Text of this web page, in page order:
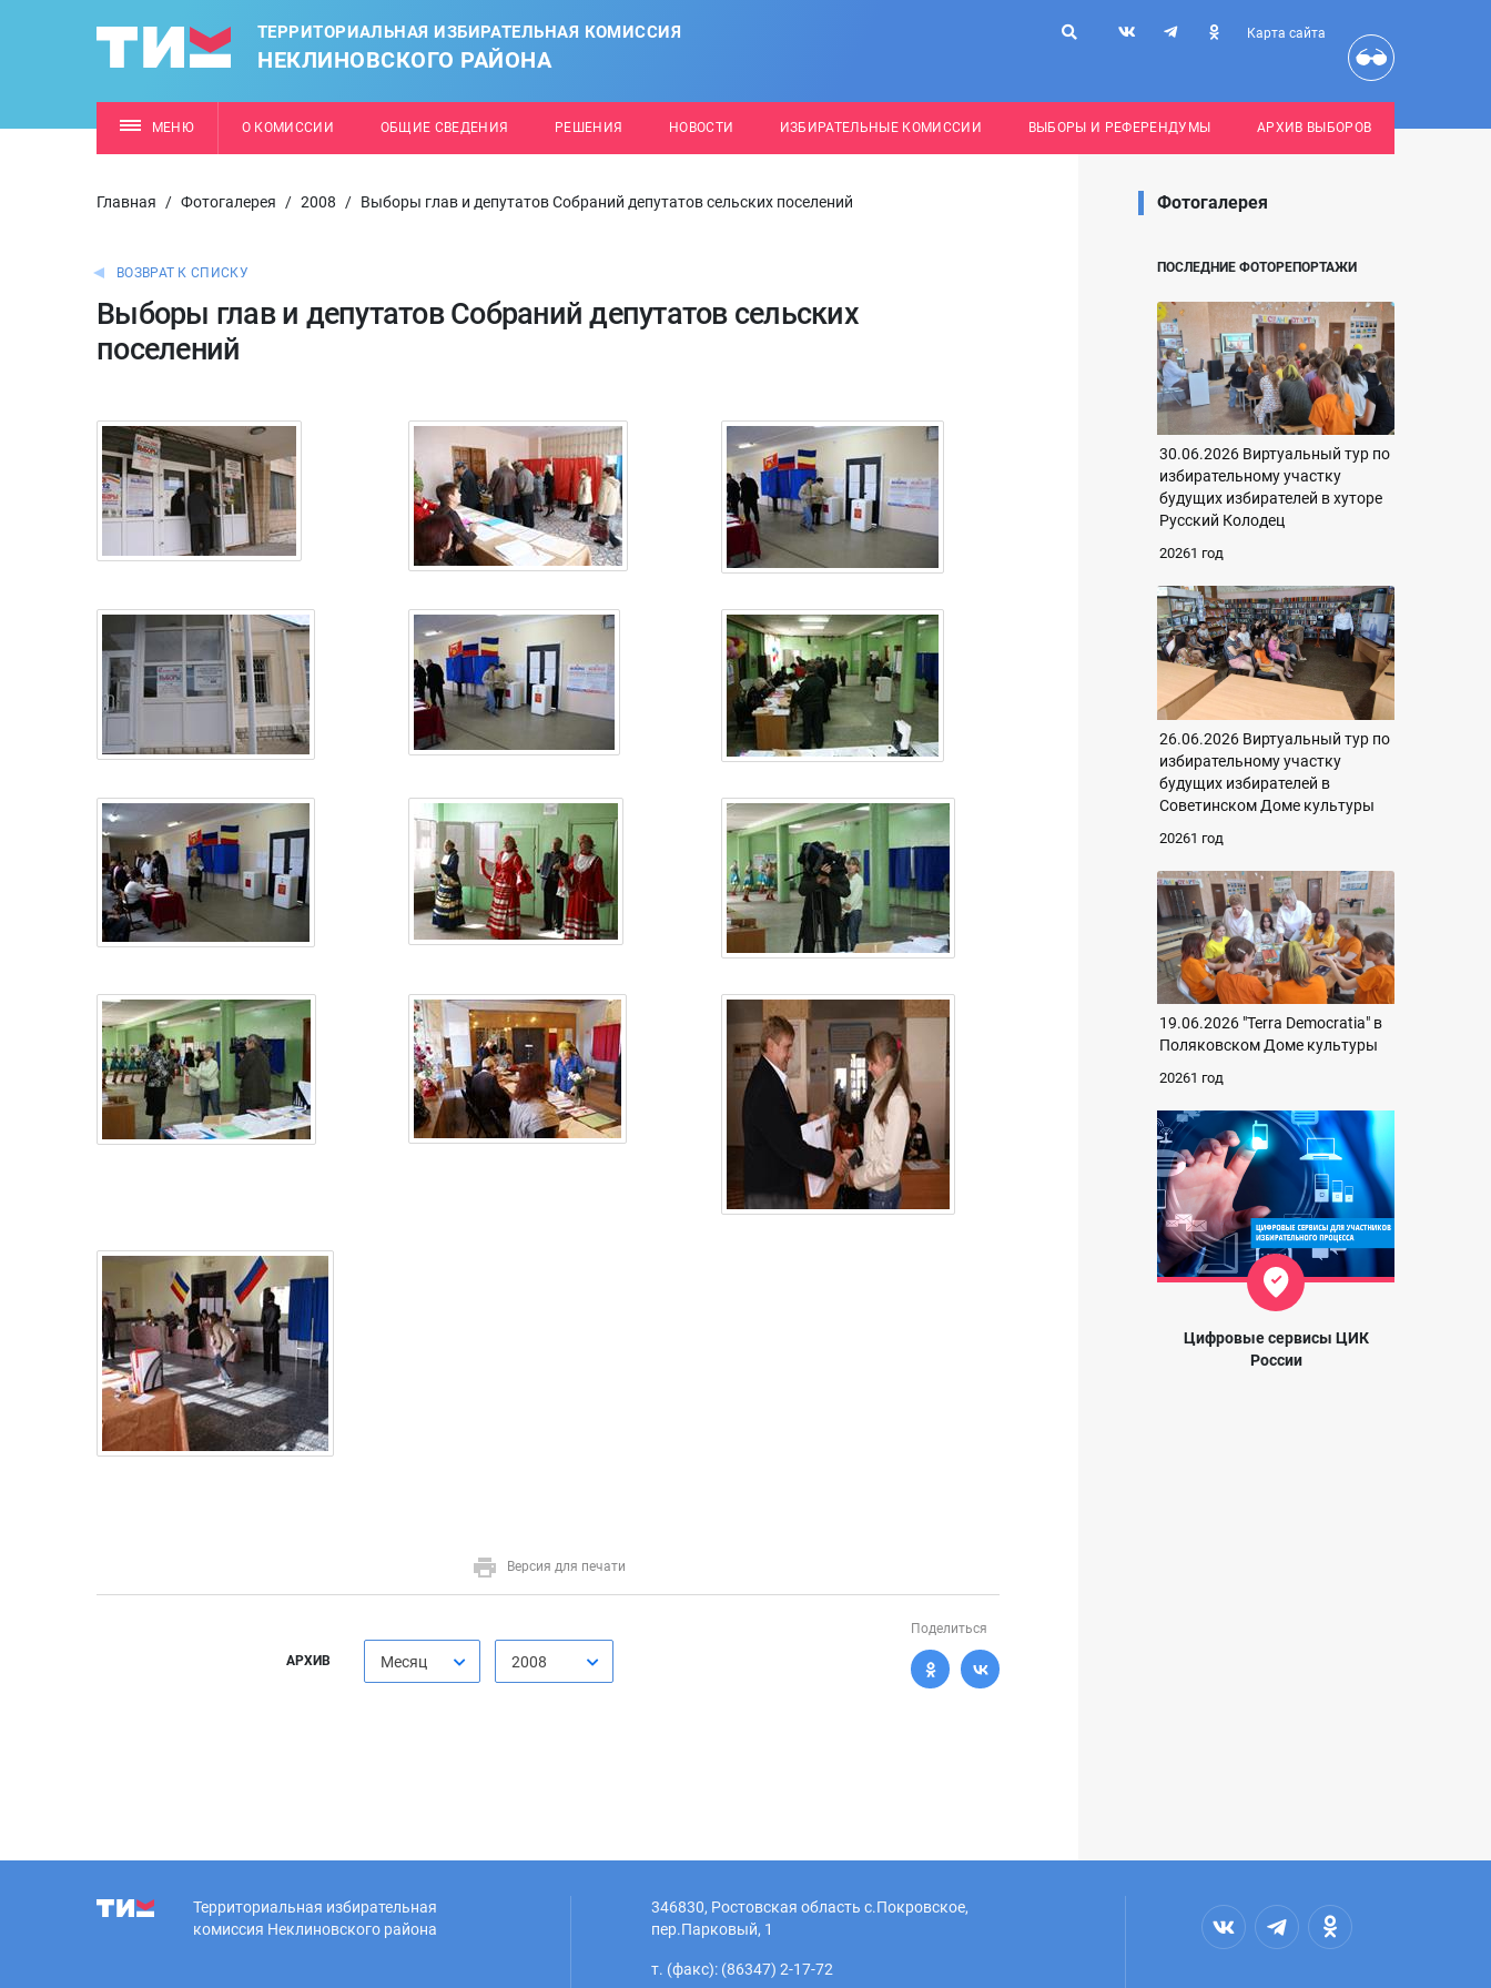
ТЕРРИТОРИАЛЬНАЯ ИЗБИРАТЕЛЬНАЯ КОМИССИЯ
НЕКЛИНОВСКОГО РАЙОНА
Карта сайта
МЕНЮ О КОМИССИИ ОБЩИЕ СВЕДЕНИЯ РЕШЕНИЯ НОВОСТИ ИЗБИРАТЕЛЬНЫЕ КОМИССИИ ВЫБОРЫ И РЕФЕРЕНДУМЫ АРХИВ ВЫБОРОВ
Главная / Фотогалерея / 2008 / Выборы глав и депутатов Собраний депутатов сельских поселений
ВОЗВРАТ К СПИСКУ
Выборы глав и депутатов Собраний депутатов сельских
поселений
Версия для печати
АРХИВ Месяц 2008
Поделиться
Фотогалерея
ПОСЛЕДНИЕ ФОТОРЕПОРТАЖИ
30.06.2026 Виртуальный тур по
избирательному участку
будущих избирателей в хуторе
Русский Колодец
20261 год
26.06.2026 Виртуальный тур по
избирательному участку
будущих избирателей в
Советинском Доме культуры
20261 год
19.06.2026 "Terra Democratia" в
Поляковском Доме культуры
20261 год
Цифровые сервисы ЦИК
России
Территориальная избирательная
комиссия Неклиновского района
346830, Ростовская область с.Покровское,
пер.Парковый, 1
т. (факс): (86347) 2-17-72